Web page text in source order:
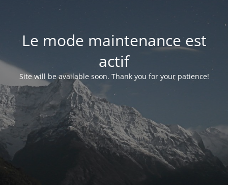
Le mode maintenance est
actif
Site will be available soon. Thank you for your patience!